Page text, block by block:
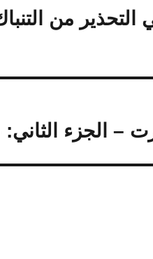
التحذير من
– الجزء